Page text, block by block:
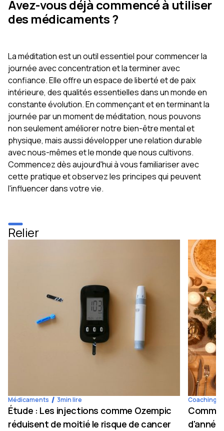
Avez-vous déjà commencé à utiliser
des médicaments ?
La méditation est un outil essentiel pour commencer la
journée avec concentration et la terminer avec
confiance. Elle offre un espace de liberté et de paix
intérieure, des qualités essentielles dans un monde en
constante évolution. En commençant et en terminant la
journée par un moment de méditation, nous pouvons
non seulement améliorer notre bien-être mental et
physique, mais aussi développer une relation durable
avec nous-mêmes et le monde que nous cultivons.
Commencez dès aujourd'hui à vous familiariser avec
cette pratique et observez les principes qui peuvent
l'influencer dans votre vie.
Relier
Médicaments 3min lire
Étude : Les injections comme Ozempic
réduisent de moitié le risque de cancer
Coaching